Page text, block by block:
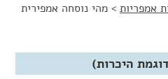
אמפריות > מהי נוסחה אמפירית
היכרות)